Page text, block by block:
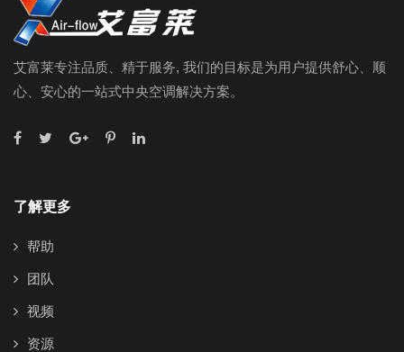
艾富莱专注品质、精于服务, 我们的目标是为用户提供舒心、顺
心、安心的一站式中央空调解决方案。
了解更多
帮助
团队
视频
资源